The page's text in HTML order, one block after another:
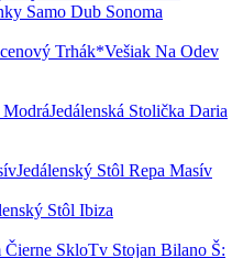
Samo Dub Sonoma
Vešiak Na Odev
Jedálenská Stolička Daria
Jedálenský Stôl Repa Masív
Stôl Ibiza
Tv Stojan Bilano Š: